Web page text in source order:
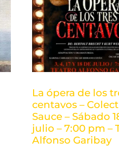
La ópera de los
centavos –
Sauce – Sábado
julio – 7:00 pm –
Alfonso Garibay